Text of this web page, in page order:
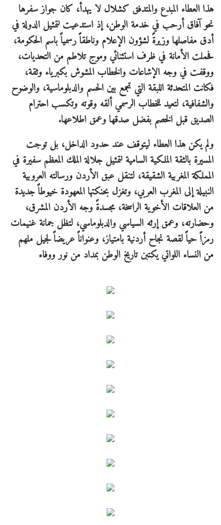
​هذا العطاء المبدع والمتدفق كشلال لا يهدأ، كان جواز سفرها
نحو آفاق أرحب في خدمة الوطن، إذ استدعيت لتمثيل الدولة في
أدق مفاصلها وزيرةً لشؤون الإعلام وناطقاً رسمياً باسم الحكومة،
فحملت الأمانة في ظرف استثنائي وموج تلاطم من التحديات،
ووقفت في وجه الإشاعات والخطاب المشوش بكبرياء وثقة،
فكانت المتحدثة اللبقة التي تجمع بين الحسم والدبلوماسية، والوضوح
والشفافية، لتعيد للخطاب الرسمي ألقه وقوته وتكسب احترام
الصديق قبل الخصم بفضل صدقها وعمق اطلاعها.
ولم يكن هذا العطاء ليتوقف عند حدود الداخل، بل توجت
المسيرة بالثقة الملكية السامية لتمثيل جلالة الملك المعظم سفيرة في
المملكة المغربية الشقيقة، لتنقل عبق الأردن ورسالته العروبية
النبيلة إلى المغرب العربي، وتغزل بحنكتها المعهودة خيوطاً جديدة
من العلاقات الأخوية الراسخة، مجسدةً وجه الأردن المشرق،
وحضارته، وعمق إرثه السياسي والدبلوماسي، لتظل جمانة غنيمات
رمزاً حياً لقصة نجاح أردنية بامتياز، وعنواناً عريضاً لجيل ملهم
من النساء اللواتي يكتبن تاريخ الوطن بمداد من نور ووفاء